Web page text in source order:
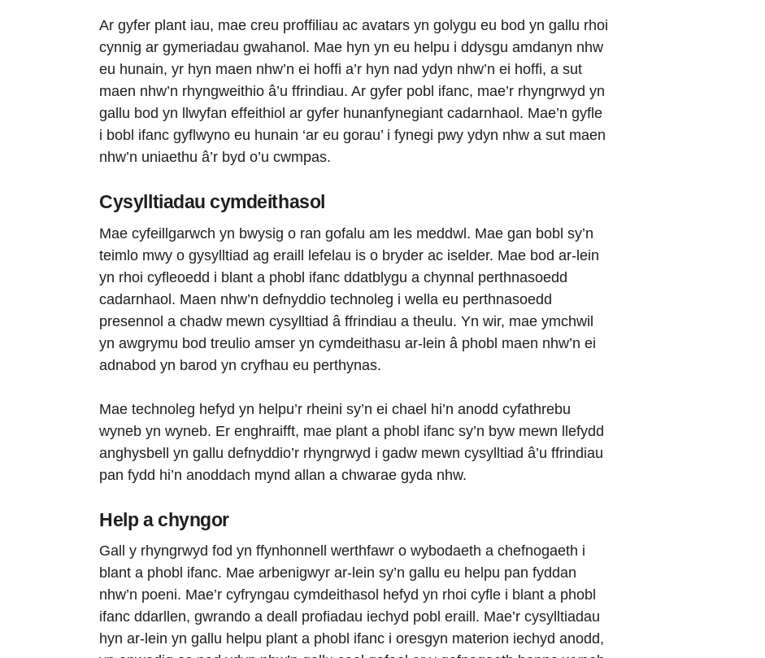
Ar gyfer plant iau, mae creu proffiliau ac avatars yn golygu eu bod yn gallu rhoi
cynnig ar gymeriadau gwahanol. Mae hyn yn eu helpu i ddysgu amdanyn nhw
eu hunain, yr hyn maen nhw’n ei hoffi a’r hyn nad ydyn nhw’n ei hoffi, a sut
maen nhw’n rhyngweithio â’u ffrindiau. Ar gyfer pobl ifanc, mae’r rhyngrwyd yn
gallu bod yn llwyfan effeithiol ar gyfer hunanfynegiant cadarnhaol. Mae’n gyfle
i bobl ifanc gyflwyno eu hunain ‘ar eu gorau’ i fynegi pwy ydyn nhw a sut maen
nhw’n uniaethu â’r byd o’u cwmpas.
Cysylltiadau cymdeithasol
Mae cyfeillgarwch yn bwysig o ran gofalu am les meddwl. Mae gan bobl sy’n
teimlo mwy o gysylltiad ag eraill lefelau is o bryder ac iselder. Mae bod ar-lein
yn rhoi cyfleoedd i blant a phobl ifanc ddatblygu a chynnal perthnasoedd
cadarnhaol. Maen nhw’n defnyddio technoleg i wella eu perthnasoedd
presennol a chadw mewn cysylltiad â ffrindiau a theulu. Yn wir, mae ymchwil
yn awgrymu bod treulio amser yn cymdeithasu ar-lein â phobl maen nhw’n ei
adnabod yn barod yn cryfhau eu perthynas.
Mae technoleg hefyd yn helpu’r rheini sy’n ei chael hi’n anodd cyfathrebu
wyneb yn wyneb. Er enghraifft, mae plant a phobl ifanc sy’n byw mewn llefydd
anghysbell yn gallu defnyddio’r rhyngrwyd i gadw mewn cysylltiad â’u ffrindiau
pan fydd hi’n anoddach mynd allan a chwarae gyda nhw.
Help a chyngor
Gall y rhyngrwyd fod yn ffynhonnell werthfawr o wybodaeth a chefnogaeth i
blant a phobl ifanc. Mae arbenigwyr ar-lein sy’n gallu eu helpu pan fyddan
nhw’n poeni. Mae’r cyfryngau cymdeithasol hefyd yn rhoi cyfle i blant a phobl
ifanc ddarllen, gwrando a deall profiadau iechyd pobl eraill. Mae’r cysylltiadau
hyn ar-lein yn gallu helpu plant a phobl ifanc i oresgyn materion iechyd anodd,